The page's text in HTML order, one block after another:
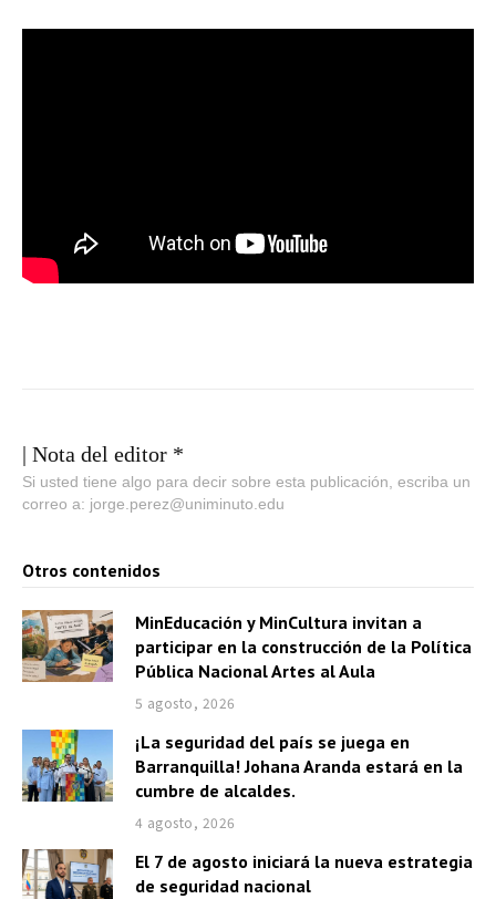
| Nota del editor *
Si usted tiene algo para decir sobre esta publicación, escriba un
correo a: jorge.perez@uniminuto.edu
Otros contenidos
MinEducación y MinCultura invitan a
participar en la construcción de la Política
Pública Nacional Artes al Aula
5 agosto, 2026
¡La seguridad del país se juega en
Barranquilla! Johana Aranda estará en la
cumbre de alcaldes.
4 agosto, 2026
El 7 de agosto iniciará la nueva estrategia
de seguridad nacional